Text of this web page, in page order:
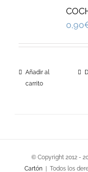
0,90
Añadir al
carrito
© Copyright 2012 -
Cartón| Todos los